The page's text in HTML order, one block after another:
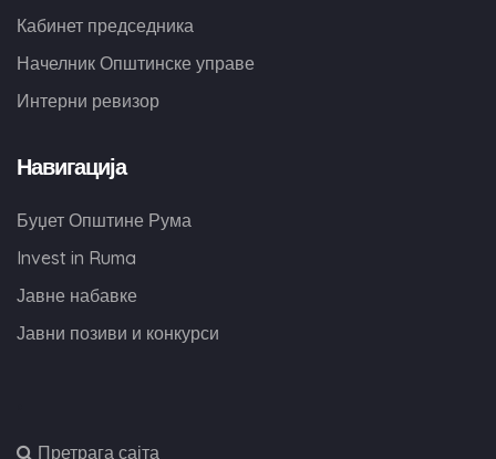
Кабинет председника
Начелник Општинске управе
Интерни ревизор
Навигација
Буџет Општине Рума
Invest in Ruma
Јавне набавке
Јавни позиви и конкурси
Претрага сајта